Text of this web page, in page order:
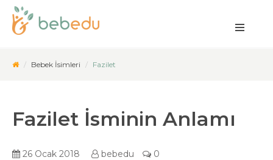
Bebek İsimleri Fazilet
Fazilet İsminin Anlamı
26 Ocak 2018 bebedu 0